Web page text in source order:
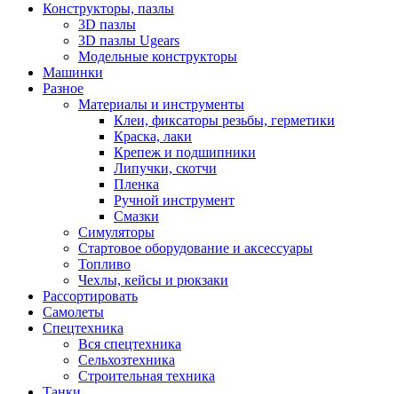
Конструкторы, пазлы
3D пазлы
3D пазлы Ugears
Модельные конструкторы
Машинки
Разное
Материалы и инструменты
Клеи, фиксаторы резьбы, герметики
Краска, лаки
Крепеж и подшипники
Липучки, скотчи
Пленка
Ручной инструмент
Смазки
Симуляторы
Стартовое оборудование и аксессуары
Топливо
Чехлы, кейсы и рюкзаки
Рассортировать
Самолеты
Спецтехника
Вся спецтехника
Сельхозтехника
Строительная техника